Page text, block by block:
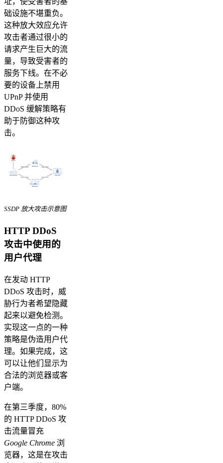
础设施不堪重负。
这种放大效应允许
攻击者通过很小的
请求产生巨大的流
量，导致受害者的
服务下线。在不必
要的设备上禁用
UPnP 并使用
DDoS 缓解策略有
助于防御这种攻
击。
SSDP 放大攻击示意图
HTTP DDoS
攻击中使用的
用户代理
在发动 HTTP
DDoS 攻击时，威
胁行为者希望隐藏
起来以避免检测。
实现这一点的一种
策略是伪造用户代
理。如果完成，这
可以让他们显示为
合法的浏览器或客
户端。
在第三季度，80%
的 HTTP DDoS 攻
击流量冒充
Google Chrome 浏
览器，这是在攻击